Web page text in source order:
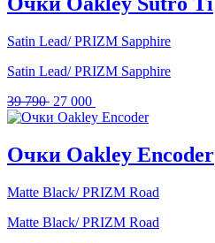
100 .
Satin Lead/ PRIZM Sapphire
Satin Lead/ PRIZM Sapphire
39 790 Первоначальная
цена
790 .
27 000
цена:
000 .
Очки Oakley Encoder
Matte Black/ PRIZM Road
Matte Black/ PRIZM Road